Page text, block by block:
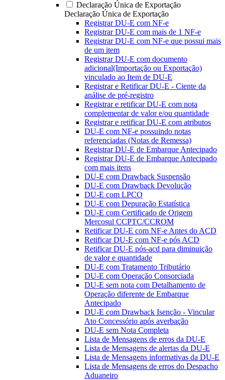
Declaração Única de Exportação
Declaração Única de Exportação
Registrar DU-E com NF-e
Registrar DU-E com mais de 1 NF-e
Registrar DU-E com NF-e que possui mais
de um item
Registrar DU-E com documento
adicional(Importação ou Exportação)
vinculado ao Item de DU-E
Registrar e Retificar DU-E - Ciente da
análise de pré-registro
Registrar e retificar DU-E com nota
complementar de valor e/ou quantidade
Registrar e retificar DU-E com atributos
DU-E com NF-e possuindo notas
referenciadas (Notas de Remessa)
Registrar DU-E de Embarque Antecipado
Registrar DU-E de Embarque Antecipado
com mais itens
DU-E com Drawback Suspensão
DU-E com Drawback Devolução
DU-E com LPCO
DU-E com Depuração Estatística
DU-E com Certificado de Origem
Mercosul CCPTC/CCROM
Retificar DU-E com NF-e Antes do ACD
Retificar DU-E com NF-e pós ACD
Retificar DU-E pós-acd para diminuição
de valor e quantidade
DU-E com Tratamento Tributário
DU-E com Operação Consorciada
DU-E sem nota com Detalhamento de
Operação diferente de Embarque
Antecipado
DU-E com Drawback Isenção - Vincular
Ato Concessório após averbação
DU-E sem Nota Completa
Lista de Mensagens de erros da DU-E
Lista de Mensagens de alertas da DU-E
Lista de Mensagens informativas da DU-E
Lista de Mensagens de erros do Despacho
Aduaneiro